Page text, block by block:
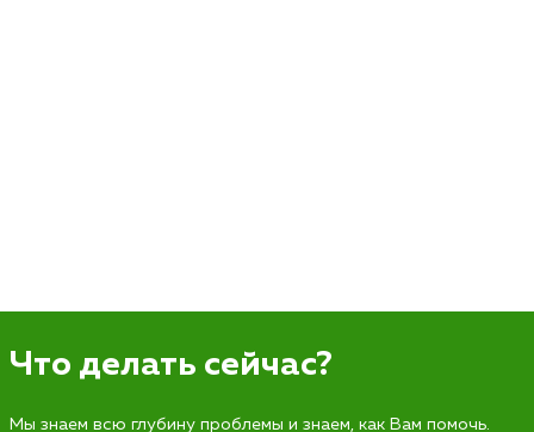
Что делать сейчас?
Мы знаем всю глубину проблемы и знаем, как Вам помочь.